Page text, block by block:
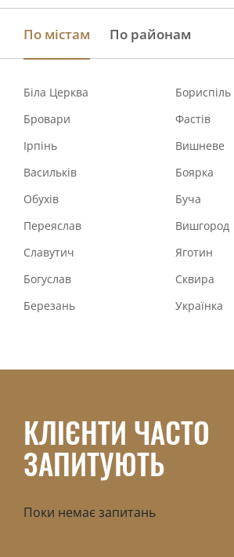
По містам По районам
Біла Церква
Бориспіль
Бровари
Фастів
Ірпінь
Вишневе
Васильків
Боярка
Обухів
Буча
Переяслав
Вишгород
Славутич
Яготин
Богуслав
Сквира
Березань
Українка
КЛІЄНТИ ЧАСТО
ЗАПИТУЮТЬ
Поки немає запитань